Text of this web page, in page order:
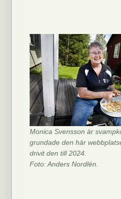
Monica Svensson är
grundade den här
drivit den till 2024.
Foto: Anders Nordlén.